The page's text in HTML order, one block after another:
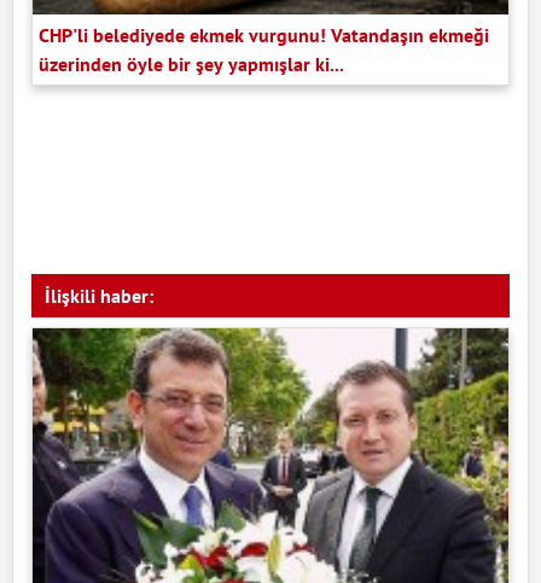
CHP'li belediyede ekmek vurgunu! Vatandaşın ekmeği
üzerinden öyle bir şey yapmışlar ki...
İlişkili haber: